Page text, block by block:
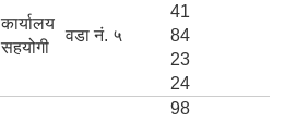
कार्यालय
सहयोगी
वडा नं. ५
41
84
23
24
98